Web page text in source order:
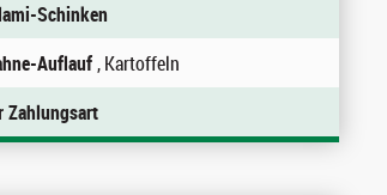
Schinken
Auflauf, Kartoffeln
Zahlungsart